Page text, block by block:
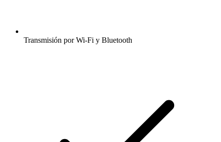
Transmisión por Wi-Fi y Bluetooth